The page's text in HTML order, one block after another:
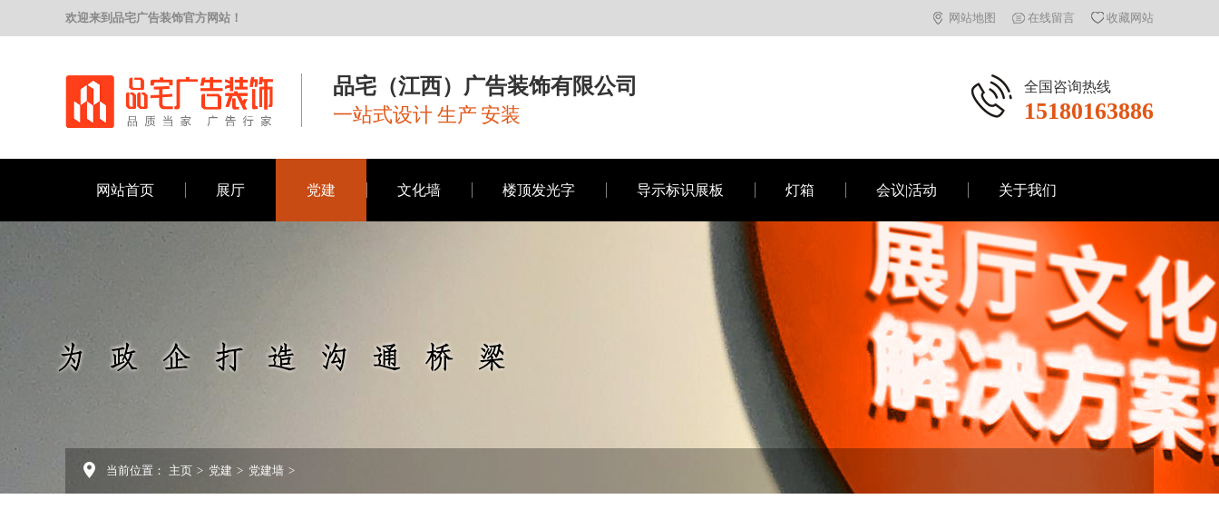
欢迎来到品宅广告装饰官方网站！ 网站地图 在线留言 收藏网站
品宅（江西）广告装饰有限公司
一站式设计 生产 安装
全国咨询热线
15180163886
网站首页 展厅 党建 文化墙 楼顶发光字 导示标识展板 灯箱 会议|活动 关于我们
当前位置： 主页 > 党建 > 党建墙 >